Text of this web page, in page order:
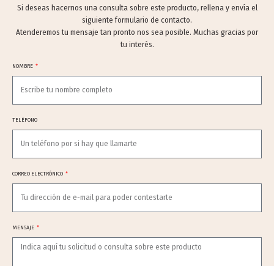
Si deseas hacernos una consulta sobre este producto, rellena y envía el
siguiente formulario de contacto.
Atenderemos tu mensaje tan pronto nos sea posible. Muchas gracias por
tu interés.
NOMBRE
TELÉFONO
CORREO ELECTRÓNICO
MENSAJE